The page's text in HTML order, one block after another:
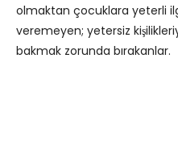
olmaktan çocuklara yeterli
veremeyen; yetersiz
bakmak zorunda bırakanlar.